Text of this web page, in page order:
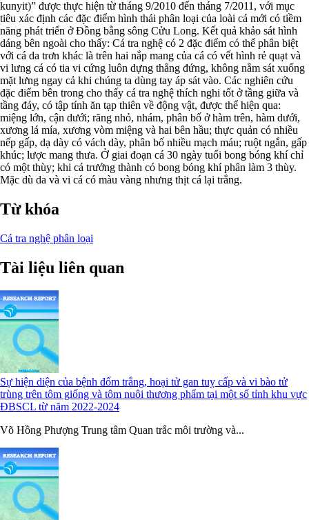
kunyit)” được thực hiện từ tháng 9/2010 đến tháng 7/2011, với mục
tiêu xác định các đặc điểm hình thái phân loại của loài cá mới có tiềm
năng phát triển ở Đồng bằng sông Cửu Long. Kết quả khảo sát hình
dáng bên ngoài cho thấy: Cá tra nghệ có 2 đặc điểm có thể phân biệt
với cá da trơn khác là trên hai nắp mang của cá có vết hình rẻ quạt và
vi lưng cá có tia vi cứng luôn dựng thẳng đứng, không nằm sát xuống
mặt lưng ngay cả khi chúng ta dùng tay áp sát vào. Các nghiên cứu
đặc điểm bên trong cho thấy cá tra nghệ thích nghi tốt ở tầng giữa và
tầng đáy, có tập tính ăn tạp thiên về động vật, được thể hiện qua:
miệng lớn, cận dưới; răng nhỏ, nhám, phân bố ở hàm trên, hàm dưới,
xương lá mía, xương vòm miệng và hai bên hầu; thực quản có nhiều
nếp gấp, dạ dày có vách dày, phân bố nhiều mạch máu; ruột ngắn, gấp
khúc; lược mang thưa. Ở giai đoạn cá 30 ngày tuổi bong bóng khí chỉ
có một thùy; khi cá trưởng thành có bong bóng khí phân làm 3 thùy.
Mặc dù da và vi cá có màu vàng nhưng thịt cá lại trắng.
Từ khóa
Cá tra nghệ phân loại
Tài liệu liên quan
Sự hiện diện của bệnh đốm trắng, hoại tử gan tuỵ cấp và vi bào tử
trùng trên tôm giống và tôm nuôi thương phẩm tại một số tỉnh khu vực
ĐBSCL từ năm 2022-2024
Võ Hồng Phượng Trung tâm Quan trắc môi trường và...